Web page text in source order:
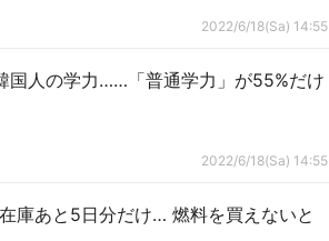
2022/6/18(Sa) 14:55
国人の学力……「普通学力」が55%だけ
2022/6/18(Sa) 14:55
庫あと5日分だけ… 燃料を買えないと